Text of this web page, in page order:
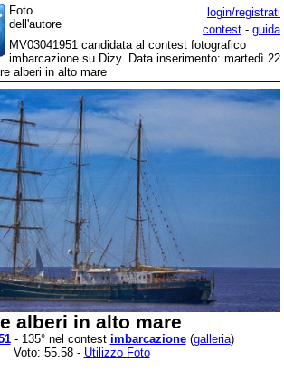
login/registrati
contest - guida
Foto
dell'autore
MV03041951 candidata al contest fotografico
imbarcazione su Dizy. Data inserimento: martedì 22
alberi in alto mare
alberi in alto mare
- 135° nel contest imbarcazione(galleria)
Voto: 55.58 - Utilizzo Foto